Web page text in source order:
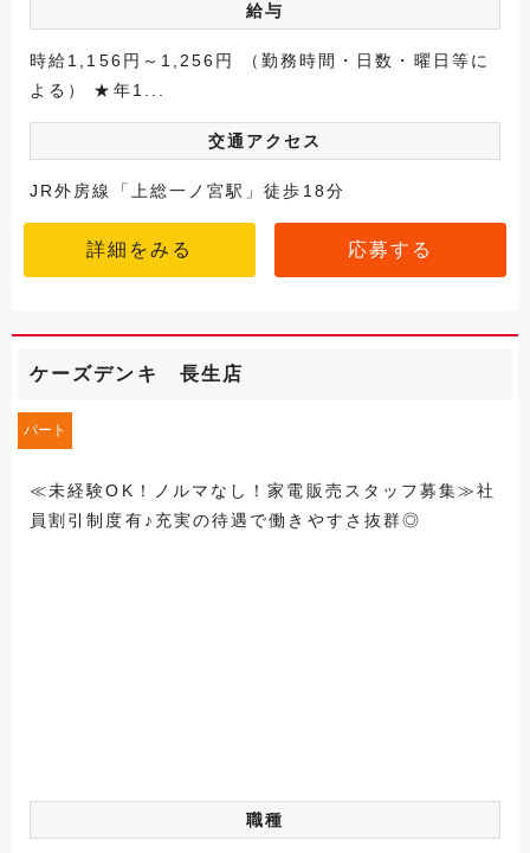
給与
時給1,156円～1,256円 （勤務時間・日数・曜日等に
よる） ★年1...
交通アクセス
JR外房線「上総一ノ宮駅」徒歩18分
詳細をみる 応募する
ケーズデンキ 長生店
パート
≪未経験OK！ノルマなし！家電販売スタッフ募集≫社
員割引制度有♪充実の待遇で働きやすさ抜群◎
職種